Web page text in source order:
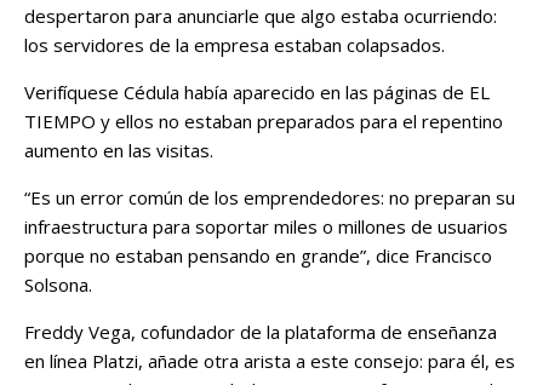
despertaron para anunciarle que algo estaba ocurriendo:
los servidores de la empresa estaban colapsados.
Verifíquese Cédula había aparecido en las páginas de EL
TIEMPO y ellos no estaban preparados para el repentino
aumento en las visitas.
“Es un error común de los emprendedores: no preparan su
infraestructura para soportar miles o millones de usuarios
porque no estaban pensando en grande”, dice Francisco
Solsona.
Freddy Vega, cofundador de la plataforma de enseñanza
en línea Platzi, añade otra arista a este consejo: para él, es